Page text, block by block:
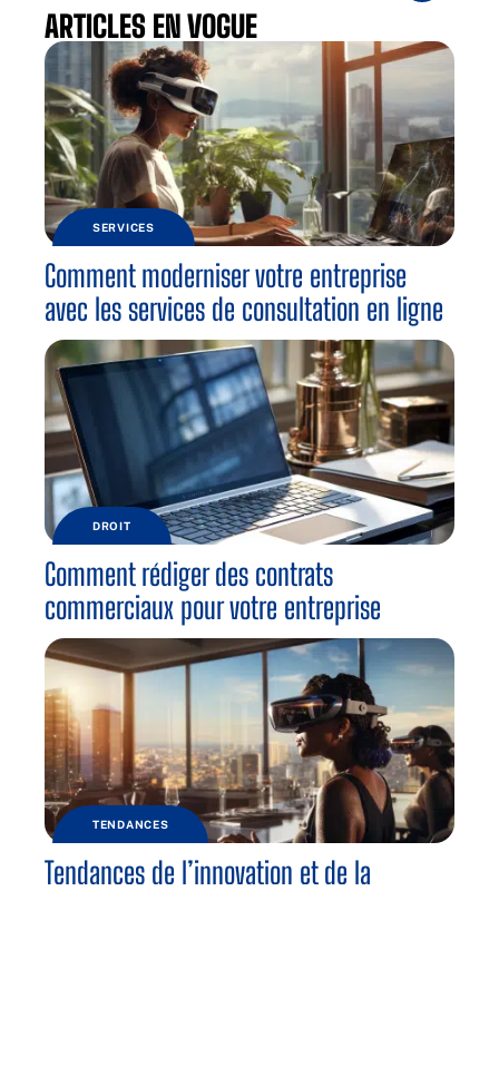
ARTICLES EN VOGUE
SERVICES
Comment moderniser votre entreprise
avec les services de consultation en ligne
DROIT
Comment rédiger des contrats
commerciaux pour votre entreprise
TENDANCES
Tendances de l’innovation et de la